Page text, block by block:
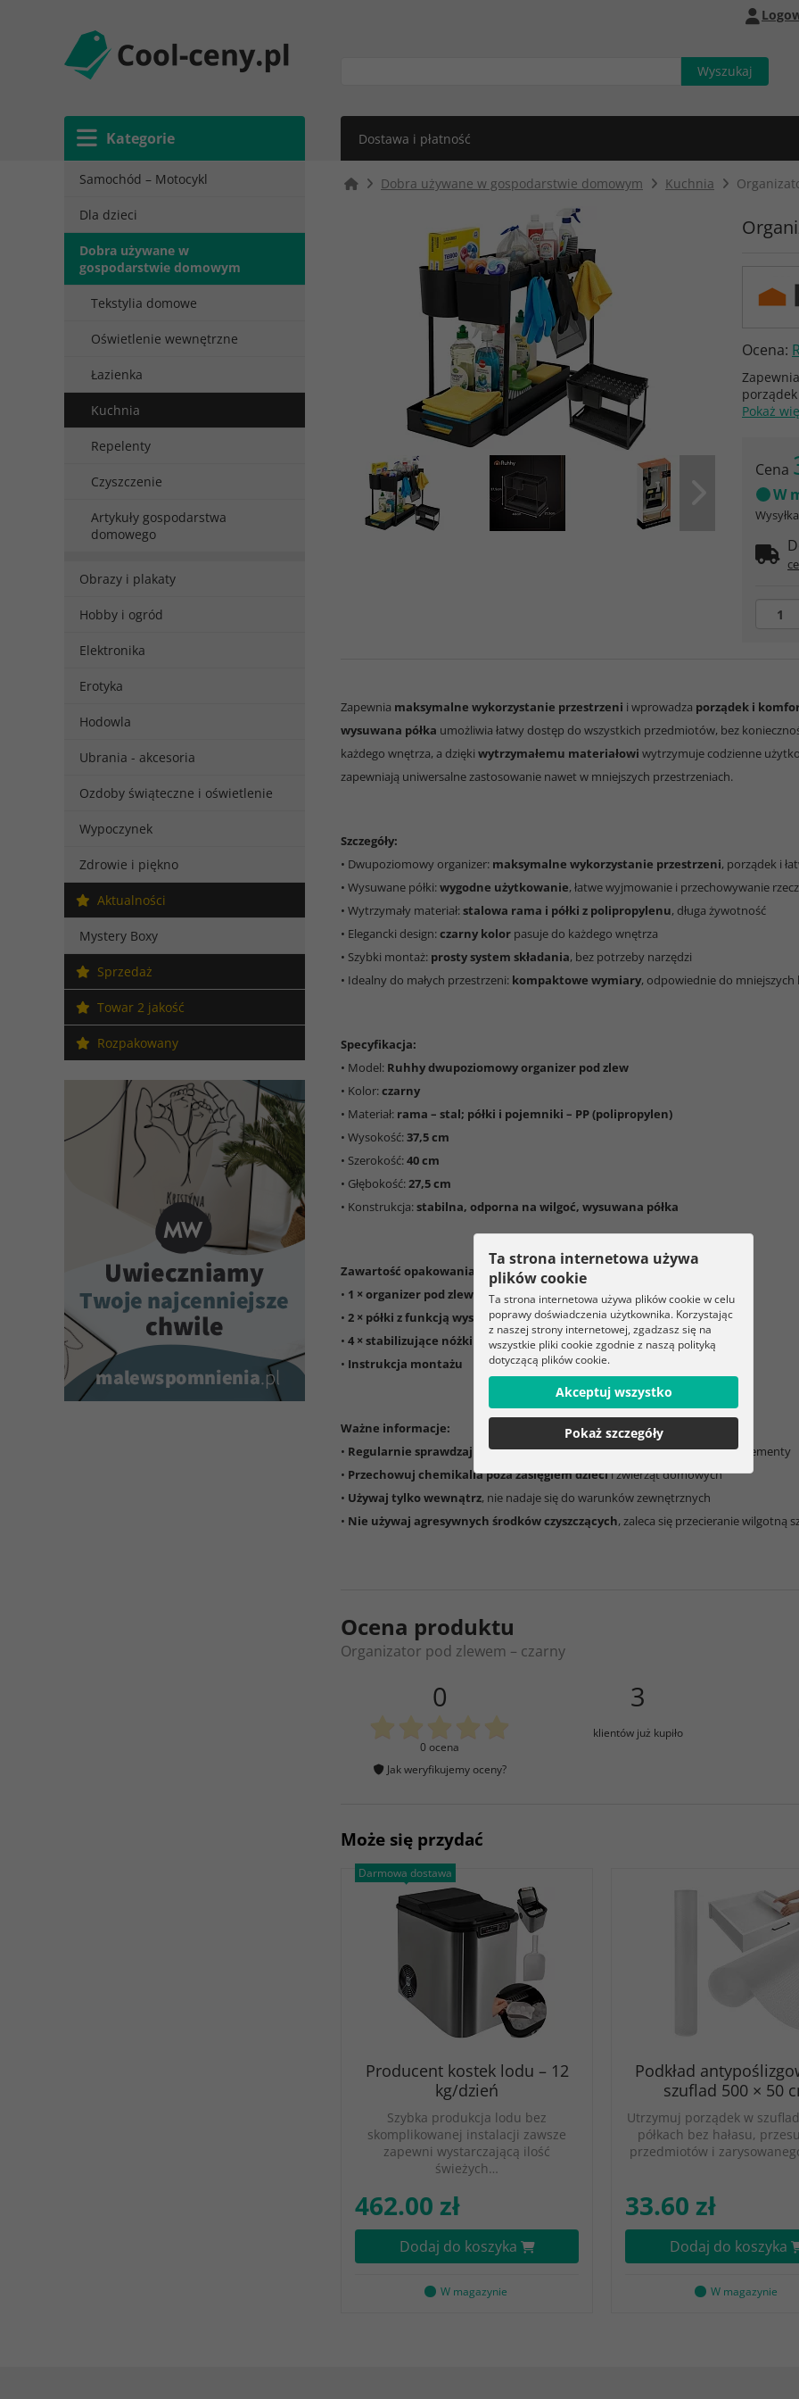
Kategorie Dostawa i płatność
Samochód – Motocykl
Dla dzieci
Dobra używane w
gospodarstwie domowym
Tekstylia domowe
Oświetlenie wewnętrzne
Łazienka
Kuchnia
Repelenty
Czyszczenie
Artykuły gospodarstwa
domowego
Obrazy i plakaty
Hobby i ogród
Elektronika
Erotyka
Hodowla
Ubrania - akcesoria
Ozdoby świąteczne i oświetlenie
Wypoczynek
Zdrowie i piękno
Aktualności
Mystery Boxy
Sprzedaż
Towar 2 jakość
Rozpakowany
Dobra używane w gospodarstwie domowym Kuchnia
Ocena:
Pokaż
Cena
W
Zapewnia maksymalne wykorzystanie przestrzeni i wprowadza porządek i
wysuwana półka umożliwia łatwy dostęp do wszystkich przedmiotów, bez
każdego wnętrza, a dzięki wytrzymałemu materiałowi wytrzymuje codzienne
zapewniają uniwersalne zastosowanie nawet w mniejszych przestrzeniach.
Szczegóły:
• Dwupoziomowy organizer: maksymalne wykorzystanie przestrzeni, porządek i
• Wysuwane półki:wygodne użytkowanie, łatwe wyjmowanie i przechowywanie
• Wytrzymały materiał:stalowa rama i półki z polipropylenu, długa żywotność
• Elegancki design:czarny kolor pasuje do każdego wnętrza
• Szybki montaż: prosty system składania, bez potrzeby narzędzi
• Idealny do małych przestrzeni: kompaktowe wymiary, odpowiednie do mniejszych
Specyfikacja:
• Model: Ruhhy dwupoziomowy organizer pod zlew
• Kolor:czarny
• Materiał: rama – stal; półki i pojemniki – PP (polipropylen)
• Wysokość:37,5 cm
• Szerokość:40 cm
• Głębokość:27,5 cm
• Konstrukcja:stabilna, odporna na wilgoć, wysuwana półka
Zawartość opakowania:
• 1 × organizer pod zlew z 2 poziomami
• 2 × półki z funkcją wysuwania
• 4 × stabilizujące nóżki antypoślizgowe
• Instrukcja montażu
Ważne informacje:
• Regularnie sprawdzaj stabilność konstrukcjii w razie potrzeby dokręć elementy
• Przechowuj chemikalia poza zasięgiem dziecii zwierząt domowych
• Używaj tylko wewnątrz, nie nadaje się do warunków zewnętrznych
• Nie używaj agresywnych środków czyszczących, zaleca się przecieranie wilgotną
Ocena produktu
Organizator pod zlewem – czarny
0
0 ocena
Jak weryfikujemy oceny?
3
klientów już kupiło
Może się przydać
Darmowa dostawa
Producent kostek lodu – 12
kg/dzień
Szybka produkcja lodu bez
skomplikowanej instalacji zawsze
zapewni wystarczającą ilość
świeżych…
462.00 zł
Dodaj do koszyka
W magazynie
Podkład
szuflad 500 × 50
Utrzymuj porządek w
półkach bez hałasu,
przedmiotów i
33.60 zł
Dodaj do koszyka
W magazynie
Ta strona internetowa używa
plików cookie
Ta strona internetowa używa plików cookie w celu
poprawy doświadczenia użytkownika. Korzystając
z naszej strony internetowej, zgadzasz się na
wszystkie pliki cookie zgodnie z naszą polityką
dotyczącą plików cookie.
Akceptuj wszystko
Pokaż szczegóły